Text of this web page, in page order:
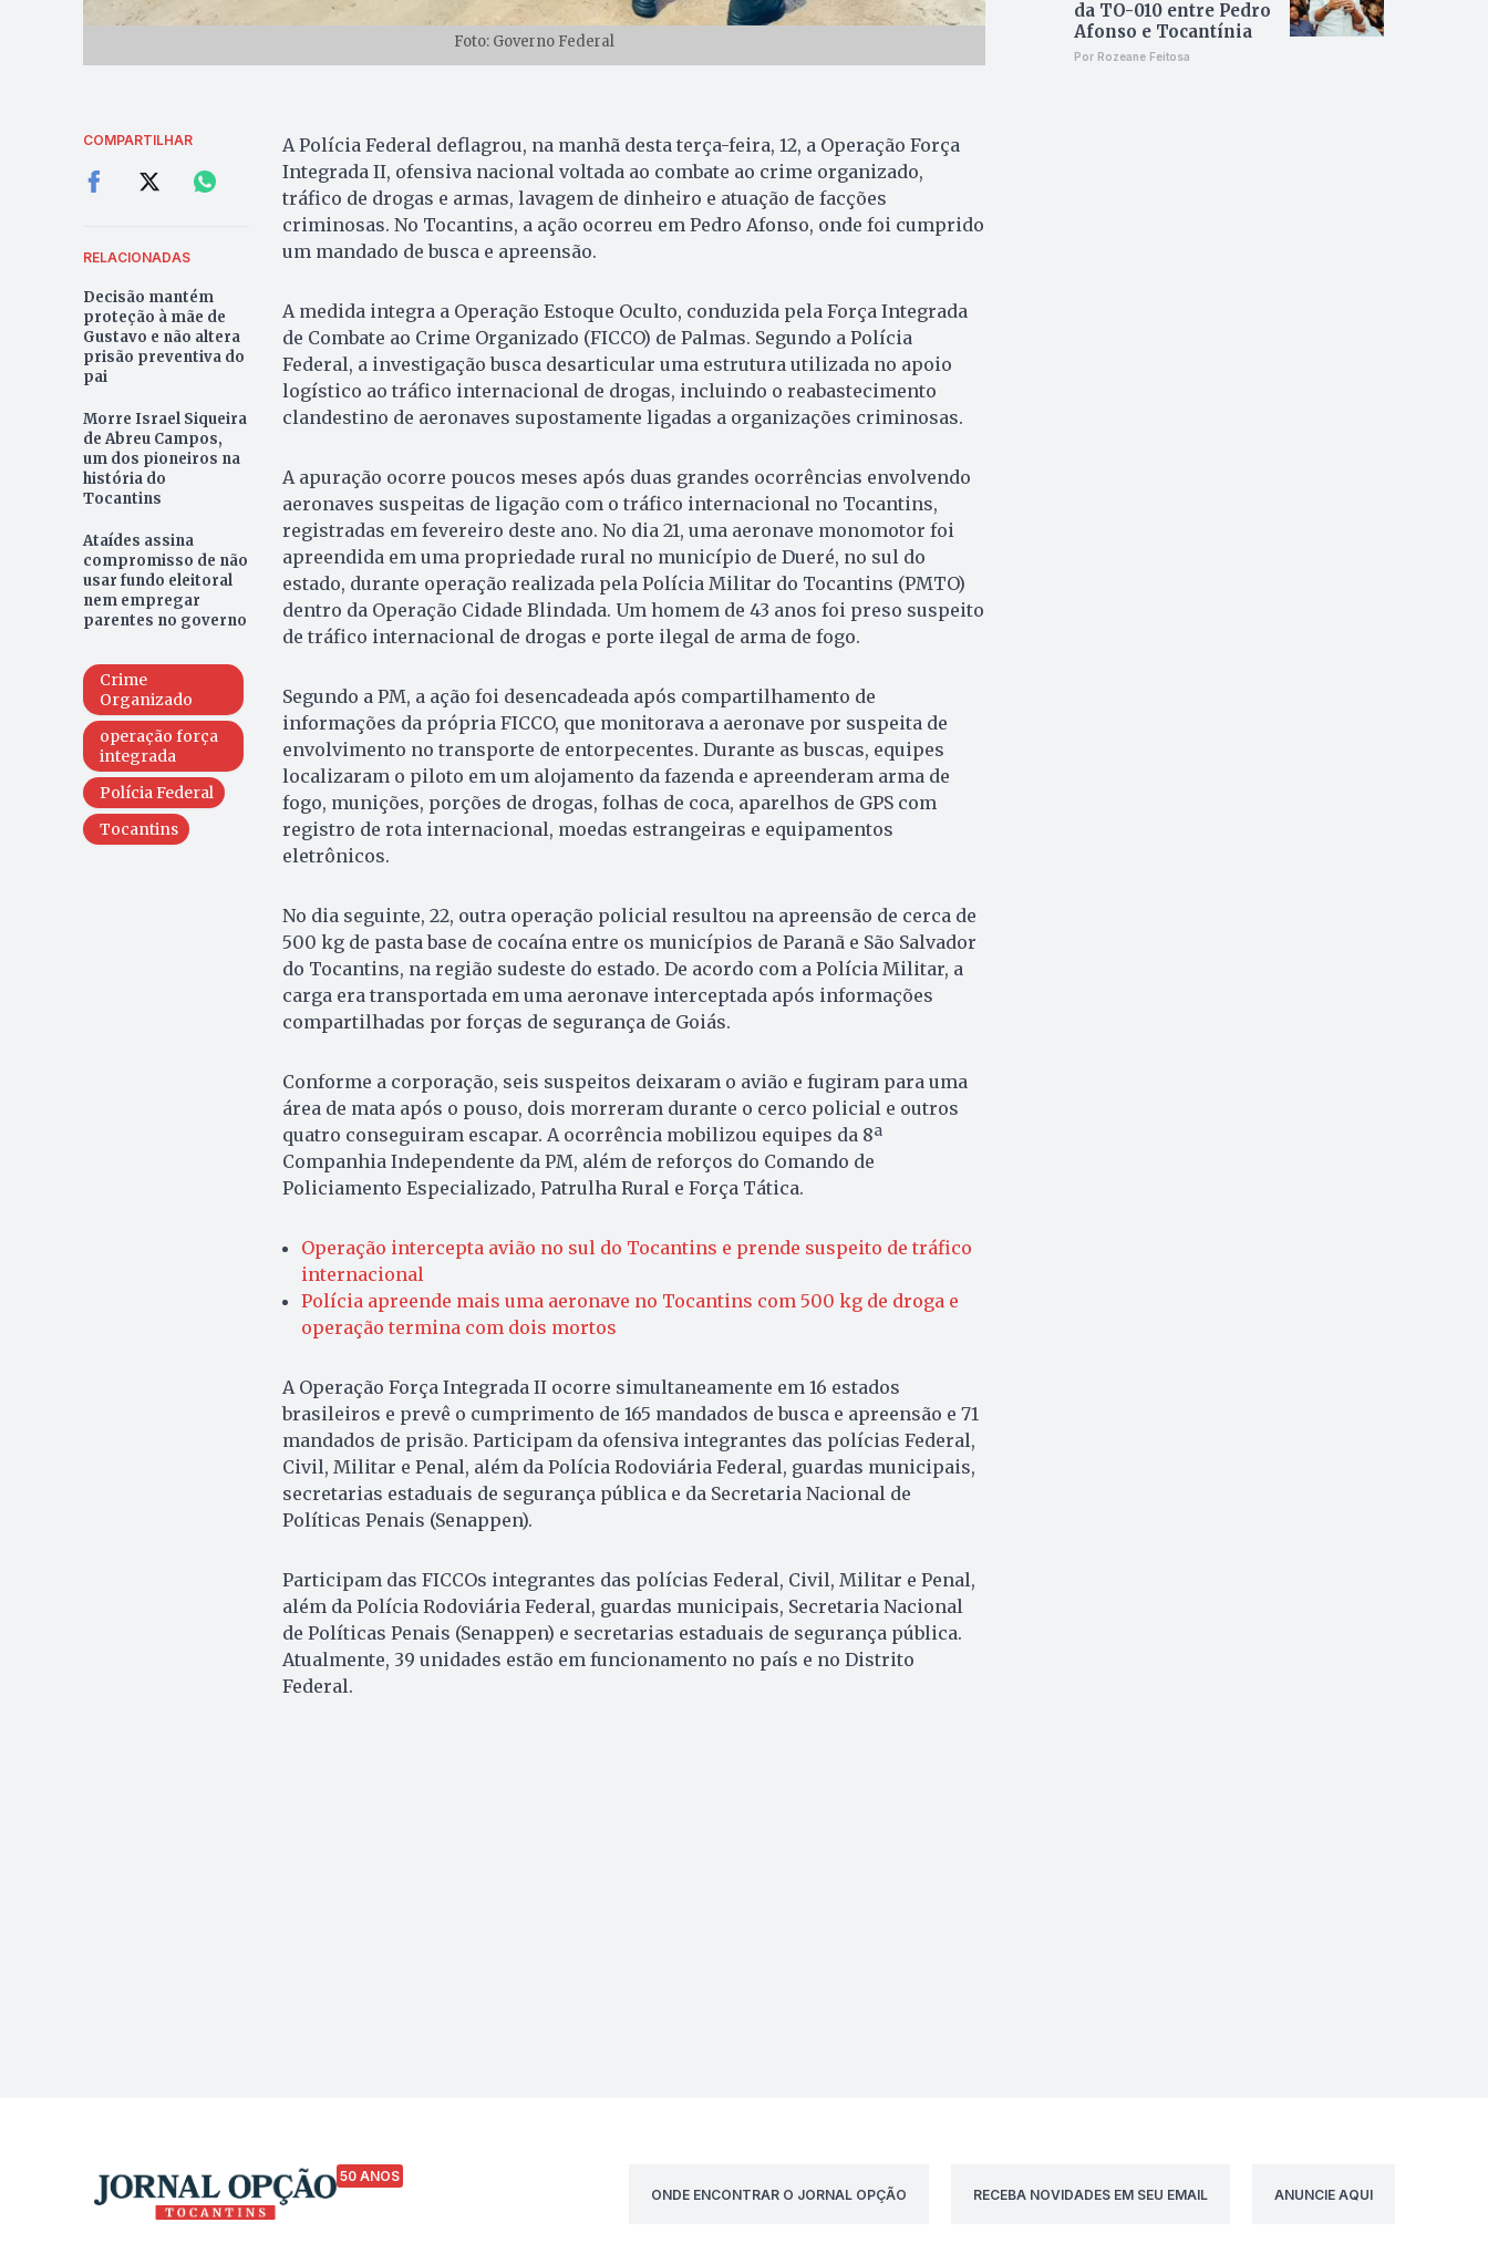
Foto: Governo Federal
COMPARTILHAR
RELACIONADAS
Decisão mantém
proteção à mãe de
Gustavo e não altera
prisão preventiva do
pai
Morre Israel Siqueira
de Abreu Campos,
um dos pioneiros na
história do
Tocantins
Ataídes assina
compromisso de não
usar fundo eleitoral
nem empregar
parentes no governo
Crime
Organizado
operação força
integrada
Polícia Federal
Tocantins
A Polícia Federal deflagrou, na manhã desta terça-feira, 12, a Operação Força
Integrada II, ofensiva nacional voltada ao combate ao crime organizado,
tráfico de drogas e armas, lavagem de dinheiro e atuação de facções
criminosas. No Tocantins, a ação ocorreu em Pedro Afonso, onde foi cumprido
um mandado de busca e apreensão.
A medida integra a Operação Estoque Oculto, conduzida pela Força Integrada
de Combate ao Crime Organizado (FICCO) de Palmas. Segundo a Polícia
Federal, a investigação busca desarticular uma estrutura utilizada no apoio
logístico ao tráfico internacional de drogas, incluindo o reabastecimento
clandestino de aeronaves supostamente ligadas a organizações criminosas.
A apuração ocorre poucos meses após duas grandes ocorrências envolvendo
aeronaves suspeitas de ligação com o tráfico internacional no Tocantins,
registradas em fevereiro deste ano. No dia 21, uma aeronave monomotor foi
apreendida em uma propriedade rural no município de Dueré, no sul do
estado, durante operação realizada pela Polícia Militar do Tocantins (PMTO)
dentro da Operação Cidade Blindada. Um homem de 43 anos foi preso suspeito
de tráfico internacional de drogas e porte ilegal de arma de fogo.
Segundo a PM, a ação foi desencadeada após compartilhamento de
informações da própria FICCO, que monitorava a aeronave por suspeita de
envolvimento no transporte de entorpecentes. Durante as buscas, equipes
localizaram o piloto em um alojamento da fazenda e apreenderam arma de
fogo, munições, porções de drogas, folhas de coca, aparelhos de GPS com
registro de rota internacional, moedas estrangeiras e equipamentos
eletrônicos.
No dia seguinte, 22, outra operação policial resultou na apreensão de cerca de
500 kg de pasta base de cocaína entre os municípios de Paranã e São Salvador
do Tocantins, na região sudeste do estado. De acordo com a Polícia Militar, a
carga era transportada em uma aeronave interceptada após informações
compartilhadas por forças de segurança de Goiás.
Conforme a corporação, seis suspeitos deixaram o avião e fugiram para uma
área de mata após o pouso, dois morreram durante o cerco policial e outros
quatro conseguiram escapar. A ocorrência mobilizou equipes da 8ª
Companhia Independente da PM, além de reforços do Comando de
Policiamento Especializado, Patrulha Rural e Força Tática.
Operação intercepta avião no sul do Tocantins e prende suspeito de tráfico
internacional
Polícia apreende mais uma aeronave no Tocantins com 500 kg de droga e
operação termina com dois mortos
A Operação Força Integrada II ocorre simultaneamente em 16 estados
brasileiros e prevê o cumprimento de 165 mandados de busca e apreensão e 71
mandados de prisão. Participam da ofensiva integrantes das polícias Federal,
Civil, Militar e Penal, além da Polícia Rodoviária Federal, guardas municipais,
secretarias estaduais de segurança pública e da Secretaria Nacional de
Políticas Penais (Senappen).
Participam das FICCOs integrantes das polícias Federal, Civil, Militar e Penal,
além da Polícia Rodoviária Federal, guardas municipais, Secretaria Nacional
de Políticas Penais (Senappen) e secretarias estaduais de segurança pública.
Atualmente, 39 unidades estão em funcionamento no país e no Distrito
Federal.
da TO-010 entre Pedro
Afonso e Tocantínia
Por Rozeane Feitosa
50 ANOS
ONDE ENCONTRAR O JORNAL OPÇÃO
RECEBA NOVIDADES EM SEU EMAIL ANUNCIE AQUI